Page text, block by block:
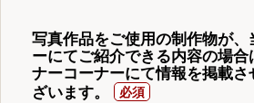
写真作品をご使用の制作物が
ーにてご紹介できる内容の場
ナーコーナーにて情報を掲載
ざいます。